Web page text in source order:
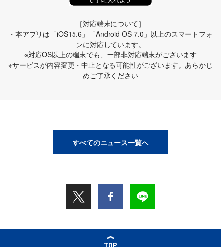
［対応端末について］
・本アプリは「iOS15.6」「Android OS 7.0」以上のスマートフォ
ンに対応しています。
※対応OS以上の端末でも、一部非対応端末がございます
※サービスが内容変更・中止となる可能性がございます。あらかじ
めご了承ください
すべてのニュース一覧へ
TOP